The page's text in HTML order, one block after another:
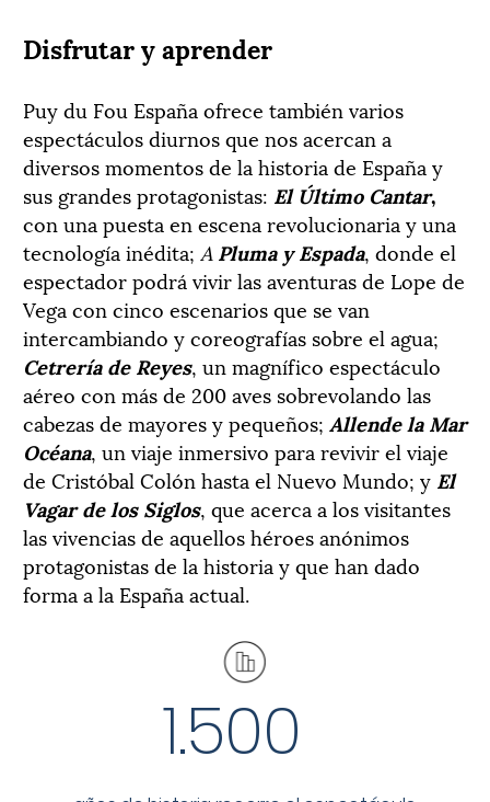
Disfrutar y aprender
Puy du Fou España ofrece también varios
espectáculos diurnos que nos acercan a
diversos momentos de la historia de España y
sus grandes protagonistas: El Último Cantar,
con una puesta en escena revolucionaria y una
tecnología inédita; A Pluma y Espada, donde el
espectador podrá vivir las aventuras de Lope de
Vega con cinco escenarios que se van
intercambiando y coreografías sobre el agua;
Cetrería de Reyes, un magnífico espectáculo
aéreo con más de 200 aves sobrevolando las
cabezas de mayores y pequeños; Allende la Mar
Océana, un viaje inmersivo para revivir el viaje
de Cristóbal Colón hasta el Nuevo Mundo; y El
Vagar de los Siglos, que acerca a los visitantes
las vivencias de aquellos héroes anónimos
protagonistas de la historia y que han dado
forma a la España actual.
1.500